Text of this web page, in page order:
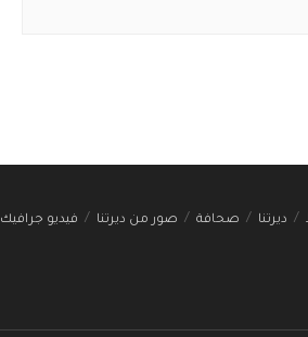
ديرتنا صحافة صور من ديرتنا فيديو جرافيك